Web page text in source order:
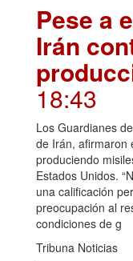
Pese a
Irán
18:43
Los Guardianes
de Irán, afirmaron
produciendo
Estados Unidos.
una calificación
preocupación al
condiciones de g
Tribuna Noticias